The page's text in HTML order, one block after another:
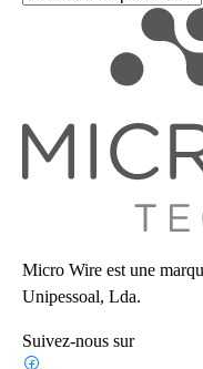
Micro Wire est une
Unipessoal, Lda.
Suivez-nous sur